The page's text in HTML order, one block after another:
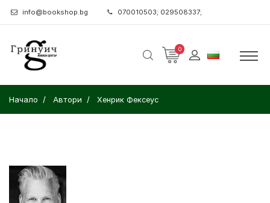
info@bookshop.bg 070010503; 029508337;
0
Начало Автори Хенрик Фексеус